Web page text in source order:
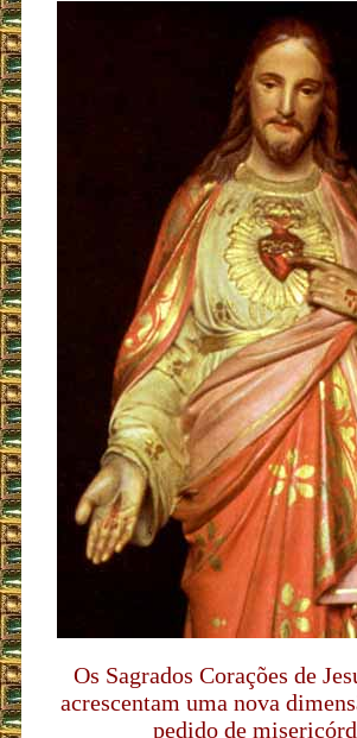
Os Sagrados Corações de
acrescentam uma nova
pedido de